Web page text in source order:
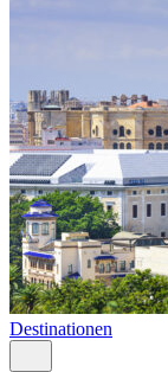
Destinationen